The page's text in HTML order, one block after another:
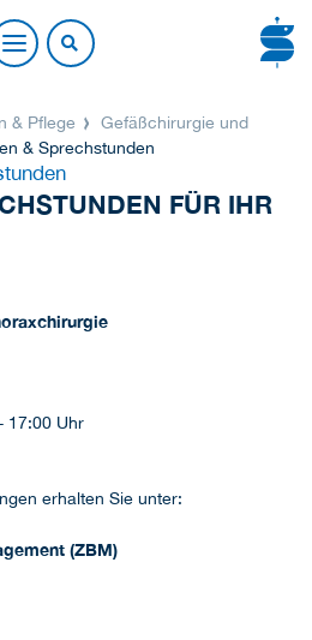
& Pflege
Gefäßchirurgie und
& Sprechstunden
FÜR IHR
17:00 Uhr
erhalten Sie unter:
(ZBM)